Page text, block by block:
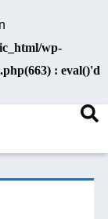
wp-
: eval()'d